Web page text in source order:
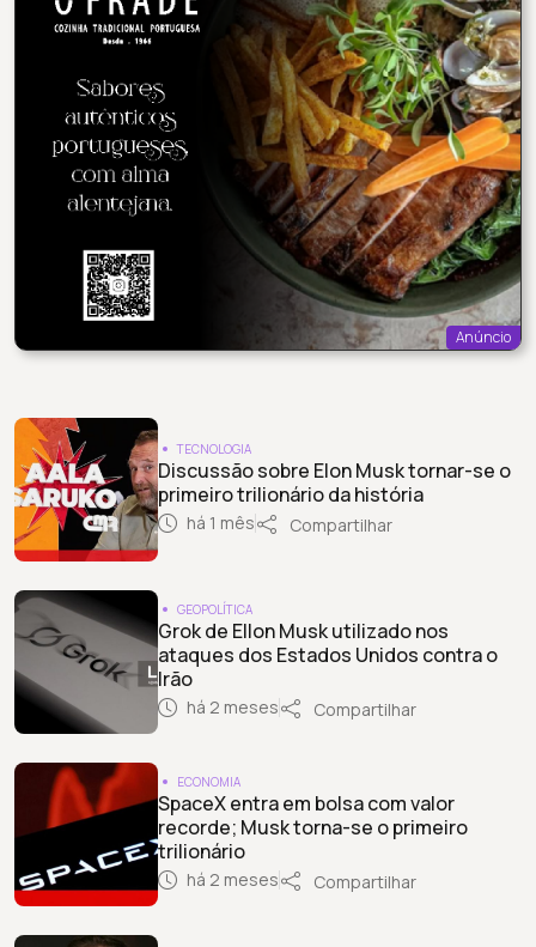
Anúncio
TECNOLOGIA
Discussão sobre Elon Musk tornar-se o
primeiro trilionário da história
há 1 mês Compartilhar
GEOPOLÍTICA
Grok de Ellon Musk utilizado nos
ataques dos Estados Unidos contra o
Irão
há 2 meses Compartilhar
ECONOMIA
SpaceX entra em bolsa com valor
recorde; Musk torna-se o primeiro
trilionário
há 2 meses Compartilhar